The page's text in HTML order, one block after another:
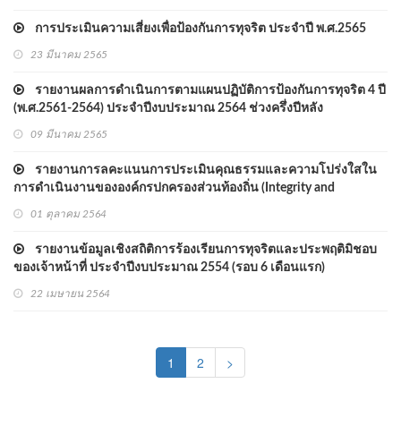
การประเมินความเสี่ยงเพื่อป้องกันการทุจริต ประจำปี พ.ศ.2565
23 มีนาคม 2565
รายงานผลการดำเนินการตามแผนปฏิบัติการป้องกันการทุจริต 4 ปี
(พ.ศ.2561-2564) ประจำปีงบประมาณ 2564 ช่วงครึ่งปีหลัง
09 มีนาคม 2565
รายงานการลคะแนนการประเมินคุณธรรมและความโปร่งใสใน
การดำเนินงานขององค์กรปกครองส่วนท้องถิ่น (Integrity and
01 ตุลาคม 2564
รายงานข้อมูลเชิงสถิติการร้องเรียนการทุจริตและประพฤติมิชอบ
ของเจ้าหน้าที่ ประจำปีงบประมาณ 2554 (รอบ 6 เดือนแรก)
22 เมษายน 2564
1 (current)
2 >